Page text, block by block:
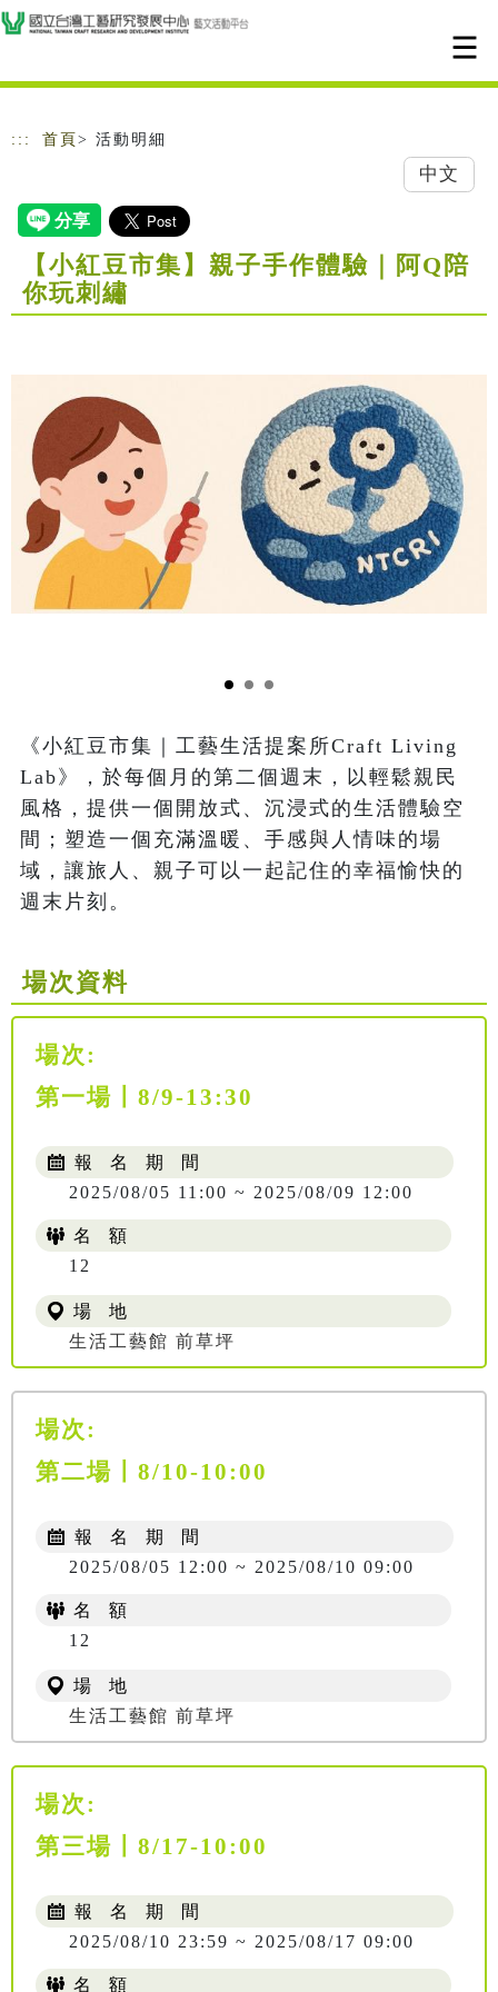
跳到主要內容
網站導覽
::: 首頁 > 活動明細
中文
【小紅豆市集】親子手作體驗｜阿Q陪
你玩刺繡
《小紅豆市集｜工藝生活提案所Craft Living
Lab》，於每個月的第二個週末，以輕鬆親民
風格，提供一個開放式、沉浸式的生活體驗空
間；塑造一個充滿溫暖、手感與人情味的場
域，讓旅人、親子可以一起記住的幸福愉快的
週末片刻。
場次資料
場次:
第一場〡8/9-13:30
報 名 期 間
2025/08/05 11:00 ~ 2025/08/09 12:00
名 額
12
場 地
生活工藝館 前草坪
場次:
第二場〡8/10-10:00
報 名 期 間
2025/08/05 12:00 ~ 2025/08/10 09:00
名 額
12
場 地
生活工藝館 前草坪
場次:
第三場〡8/17-10:00
報 名 期 間
2025/08/10 23:59 ~ 2025/08/17 09:00
名 額